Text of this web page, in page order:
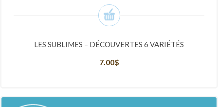
LES SUBLIMES – DÉCOUVERTES 6 VARIÉTÉS
7.00$